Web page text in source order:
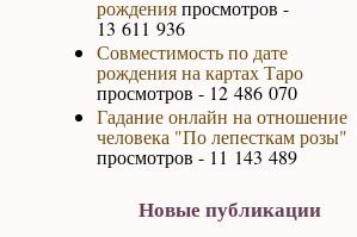
рожденияпросмотров -
13 611 936
Совместимость по дате
рождения на картах Таро
просмотров - 12 486 070
Гадание онлайн на отношение
человека "По лепесткам розы"
просмотров - 11 143 489
Новые публикации